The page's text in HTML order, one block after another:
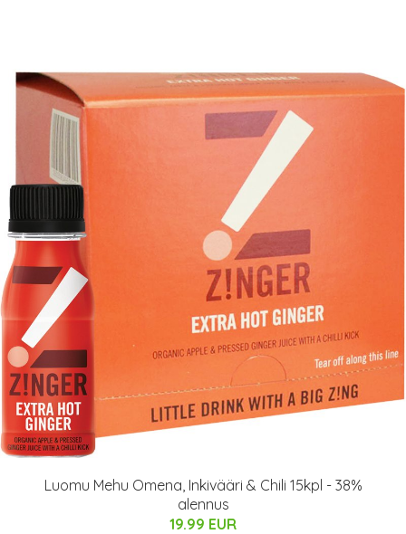
Luomu Mehu Omena, Inkivääri & Chili 15kpl - 38%
alennus
19.99 EUR